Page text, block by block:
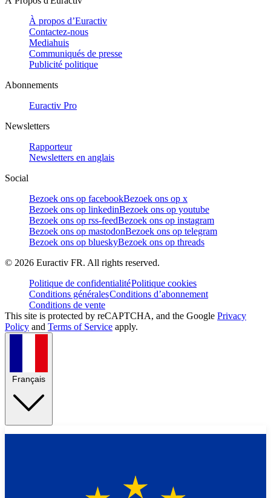
À propos d’Euractiv
Contactez-nous
Mediahuis
Communiqués de presse
Publicité politique
Abonnements
Euractiv Pro
Newsletters
Rapporteur
Newsletters en anglais
Social
Bezoek ons op facebookBezoek ons op x
Bezoek ons op linkedinBezoek ons op youtube
Bezoek ons op rss-feedBezoek ons op instagram
Bezoek ons op mastodonBezoek ons op telegram
Bezoek ons op blueskyBezoek ons op threads
© 2026 Euractiv FR. All rights reserved.
Politique de confidentialitéPolitique cookies
Conditions généralesConditions d’abonnement
Conditions de vente
This site is protected by reCAPTCHA, and the Google Privacy
Policy and Terms of Service apply.
Français